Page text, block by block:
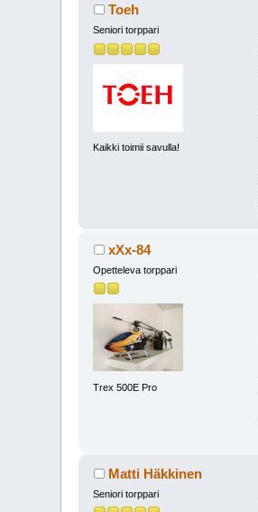
Toeh
Seniori torppari
Kaikki toimii savulla!
xXx-84
Opetteleva torppari
Trex 500E Pro
Matti Häkkinen
Seniori torppari